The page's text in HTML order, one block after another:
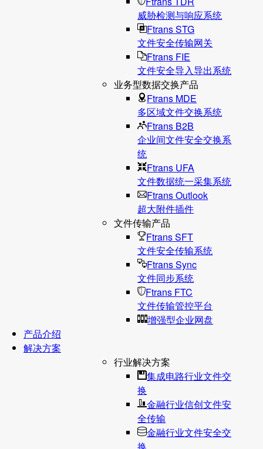
威胁检测与响应系统
Ftrans STG
文件安全传输网关
Ftrans FIE
文件安全导入导出系统
业务型数据交换产品
Ftrans MDE
多区域文件交换系统
Ftrans B2B
企业间文件安全交换系
统
Ftrans UFA
文件数据统⼀采集系统
Ftrans Outlook
超大附件插件
文件传输产品
Ftrans SFT
文件安全传输系统
Ftrans Sync
文件同步系统
Ftrans FTC
文件传输管控平台
增强型企业网盘
产品介绍
解决方案
行业解决方案
集成电路行业文件交
换
金融行业信创文件安
全传输
金融行业文件安全交